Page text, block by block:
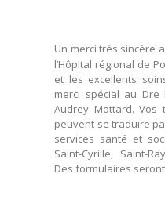
Un merci très sincère
l’Hôpital régional de
et les excellents
merci spécial au Dre
Audrey Mottard. Vos
peuvent se traduire
services santé et
Saint-Cyrille, Saint-
Des formulaires